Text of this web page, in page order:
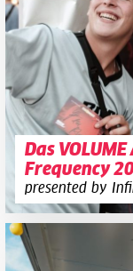
Das
Frequency
presented by